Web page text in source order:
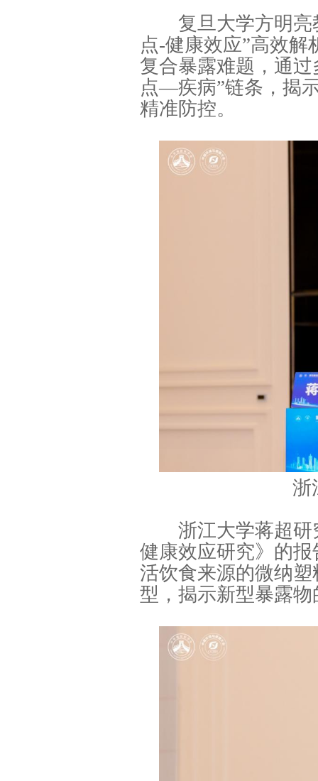
复旦大学方明亮
点-健康效应”高效
复合暴露难题，通
点—疾病”链条，揭
精准防控。
浙
浙江大学蒋超研
健康效应研究》的
活饮食来源的微纳
型，揭示新型暴露